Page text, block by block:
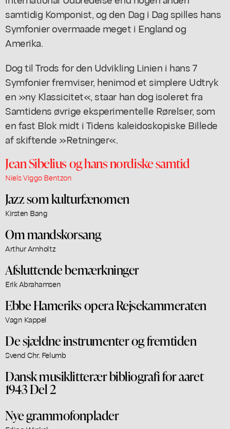
samtidig Komponist, og den Dag i Dag spilles hans
Symfonier overmaade meget i England og
Amerika.
Dog til Trods for den Udvikling Linien i hans 7
Symfonier fremviser, henimod et simplere Udtryk
en »ny Klassicitet«, staar han dog isoleret fra
Samtidens øvrige eksperimentelle Rørelser, som
en fast Blok midt i Tidens kaleidoskopiske Billede
af skiftende »Retninger«.
Jean Sibelius og hans nordiske samtid
Niels Viggo Bentzon
Jazz som kulturfænomen
Kirsten Bang
Om mandskorsang
Arthur Arnholtz
Afsluttende bemærkninger
Erik Abrahamsen
Ebbe Hameriks opera Rejsekammeraten
Vagn Kappel
De sjældne instrumenter og fremtiden
Svend Chr. Felumb
Dansk musiklitterær bibliografi for aaret
1943 Del 2
Nye grammofonplader